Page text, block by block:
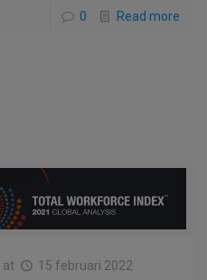
0 Read more
at 15 februari 2022